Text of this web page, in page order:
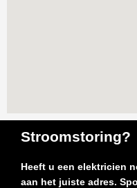
Stroomstoring?
Heeft u een elektricien
aan het juiste adres.